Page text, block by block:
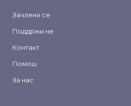
Зачлени се
Поддржи не
Контакт
Помош
За нас